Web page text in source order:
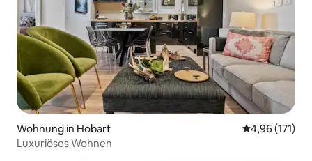
Wohnung in Hobart
4,96 (171)
Luxuriöses Wohnen